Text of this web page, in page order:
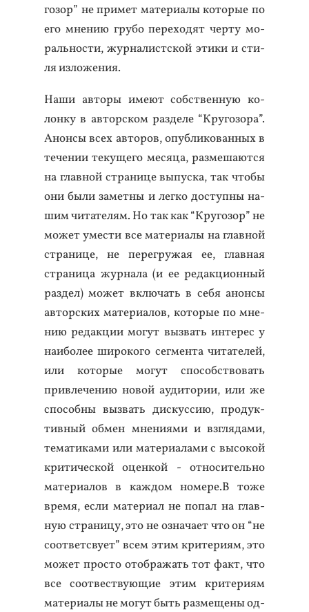
гозор” не при­мет ма­тери­алы ко­торые по
его мне­нию гру­бо пе­рехо­дят чер­ту мо­
раль­нос­ти, жур­на­лист­ской эти­ки и сти­
ля из­ло­жения.
На­ши ав­то­ры име­ют собс­твен­ную ко­
лон­ку в ав­тор­ском раз­де­ле “Кру­гозо­ра”.
Анон­сы всех ав­то­ров, опуб­ли­кован­ных в
те­чении те­куще­го ме­сяца, раз­ме­ша­ют­ся
на глав­ной стра­нице вы­пус­ка, так что­бы
они бы­ли за­мет­ны и лег­ко дос­тупны на­
шим чи­тате­лям. Но так как “Кру­гозор” не
мо­жет умес­ти все ма­тери­алы на глав­ной
стра­нице, не пе­рег­ру­жая ее, глав­ная
стра­ница жур­на­ла (и ее ре­дак­ци­он­ный
раз­дел) мо­жет вклю­чать в се­бя анон­сы
ав­тор­ских ма­тери­алов, ко­торые по мне­
нию ре­дак­ции мо­гут выз­вать ин­те­рес у
на­ибо­лее ши­роко­го сег­мента чи­тате­лей,
или ко­торые мо­гут спо­собс­тво­вать
прив­ле­чению но­вой а­уди­тории, или же
спо­соб­ны выз­вать дис­куссию, про­дук­
тивный об­мен мне­ни­ями и взгля­дами,
те­мати­ками или ма­тери­ала­ми с вы­сокой
кри­тичес­кой оцен­кой - от­но­ситель­но
ма­тери­алов в каж­дом но­мере.В то­же
вре­мя, ес­ли ма­тери­ал не по­пал на глав­
ную стра­ницу, это не оз­на­ча­ет что он “не
со­от­вет­сву­ет” всем этим кри­тери­ям, это
мо­жет прос­то отоб­ра­жать тот факт, что
все со­от­вес­тву­ющие этим кри­тери­ям
ма­тери­алы не мо­гут быть раз­ме­щены од­